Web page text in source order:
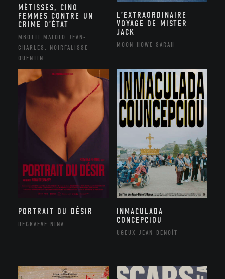
MÉTISSES, CINQ
FEMMES CONTRE UN
CRIME D’ÉTAT
MBOTTI MALOLO JEAN-
CHARLES, NOIRFALISSE
QUENTIN
L’EXTRAORDINAIRE
VOYAGE DE MISTER
JACK
MOON-HOWE SARAH
PORTRAIT DU DÉSIR
DEGRAEVE NINA
INMACULADA
CONCEPCIOU
UGEUX JEAN-BENOÎT